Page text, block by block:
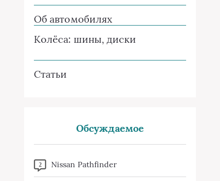
Об автомобилях
Колёса: шины, диски
Статьи
Обсуждаемое
2 Nissan Pathfinder